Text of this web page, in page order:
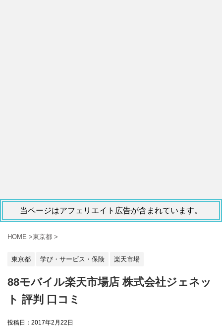
当ページはアフェリエイト広告が含まれています。
HOME >東京都 >
東京都 学び・サービス・保険 楽天市場
88モバイル楽天市場店 株式会社ジェネッ
ト 評判 口コミ
投稿日： 2017年2月22日